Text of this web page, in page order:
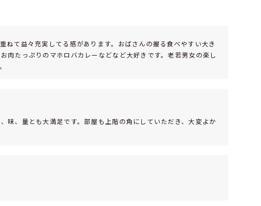
ねて益々充実してる感があります。おばさんの握る食べやすい大き
肉たっぷりのマホロバカレーなどなど大好きです。老若男女の楽し
味、量とも大満足です。部屋も上階の角にしていただき、大変よか